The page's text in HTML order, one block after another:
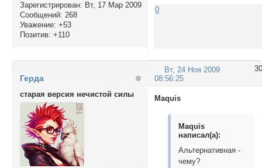
Зарегистрирован: Вт, 17 Мар 2009
Сообщений: 268
Уважение: +53
Позитив: +110
0
30
Вт, 24 Ноя 2009
08:56:25
Герда
старая версия нечистой силы
Maquis
Maquis
написал(а):
Альтернативная -
чему?